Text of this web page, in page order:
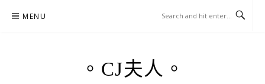
MENU
。CJ夫人。